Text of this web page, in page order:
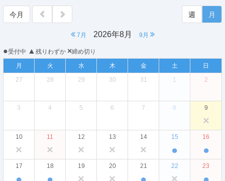
今月
7月 2026年8月 9月
週 月
●受付中 ▲ 残りわずか ×締め切り
月
火 水 木 金 土
日
27
28 29 30 31 1 2
3 4 5 6 7 8 9
×
10
×
11
×
12
×
13
×
14
×
15
●
16
●
17 18 19 20 21 22 23